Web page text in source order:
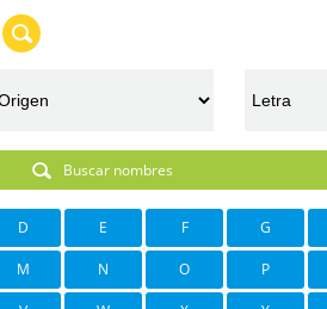
Buscar nombres
D E F G
M N O P